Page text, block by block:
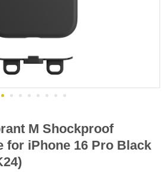
M Shockproof
for iPhone 16 Pro Black